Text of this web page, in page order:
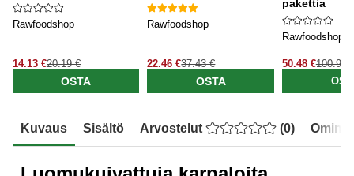
Rawfoodshop
14.13 €20.19 €
OSTA
Rawfoodshop
22.46 €37.43 €
OSTA
pakettia
Rawfoodshop
50.48 €100.96
Kuvaus Sisältö Arvostelut (0)